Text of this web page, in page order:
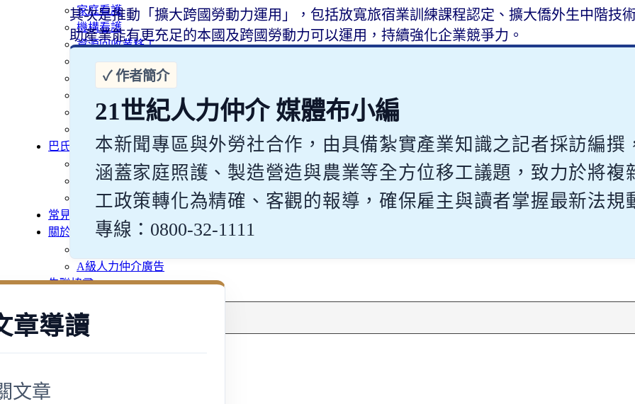
家庭看護
機構看護
資源回收業移工
製造業移工
白領專業移工
營造業移工
巴氏量表
「3分鐘」巴氏量表評估
巴氏量表是什麼?
多元免評
常見問題
關於我們
A級人力仲介廣告
失聯協尋
搜
尋
其次是推動「擴大跨國勞動力運用」，包括放寬旅宿業訓練課程認定、擴大僑外生中階技
助產業能有更充足的本國及跨國勞動力可以運用，持續強化企業競爭力。
21世紀人力仲介 媒體布小編
本新聞專區與外勞社合作，由具備紮實產業知識之記者採訪編撰
涵蓋家庭照護、製造營造與農業等全方位移工議題，致力於將複
工政策轉化為精確、客觀的報導，確保雇主與讀者掌握最新法規
專線：0800-32-1111
章導讀
文章